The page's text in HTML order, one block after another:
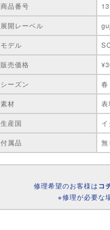
商品番号
展開レーベル
モデル
販売価格
シーズン
素材
表
生産国
付属品
無
修理希望のお客様は コ
※修理が必要な